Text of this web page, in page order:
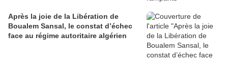
Après la joie de la Libération de
Boualem Sansal, le constat d’échec
face au régime autoritaire algérien